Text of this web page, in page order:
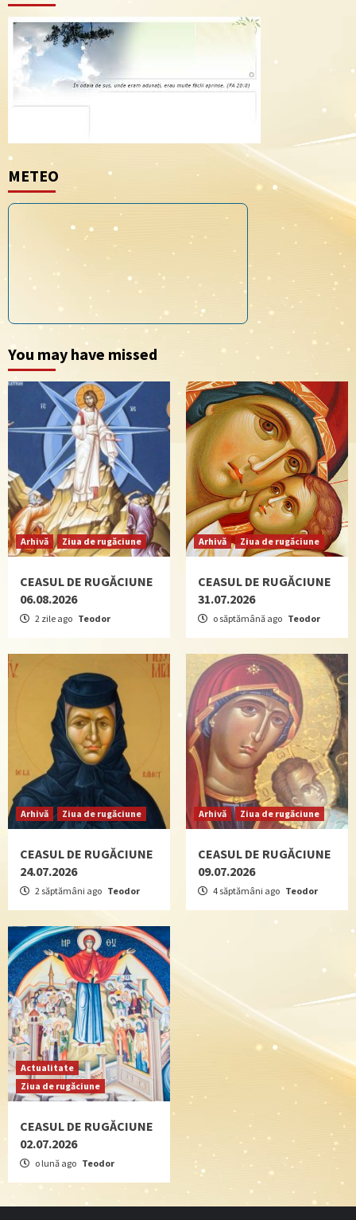
METEO
You may have missed
Arhivă Ziua de rugăciune
CEASUL DE RUGĂCIUNE
06.08.2026
2 zile ago Teodor
Arhivă Ziua de rugăciune
CEASUL DE RUGĂCIUNE
31.07.2026
o săptămână ago Teodor
Arhivă Ziua de rugăciune
CEASUL DE RUGĂCIUNE
24.07.2026
2 săptămâni ago Teodor
Arhivă Ziua de rugăciune
CEASUL DE RUGĂCIUNE
09.07.2026
4 săptămâni ago Teodor
Actualitate
Ziua de rugăciune
CEASUL DE RUGĂCIUNE
02.07.2026
o lună ago Teodor